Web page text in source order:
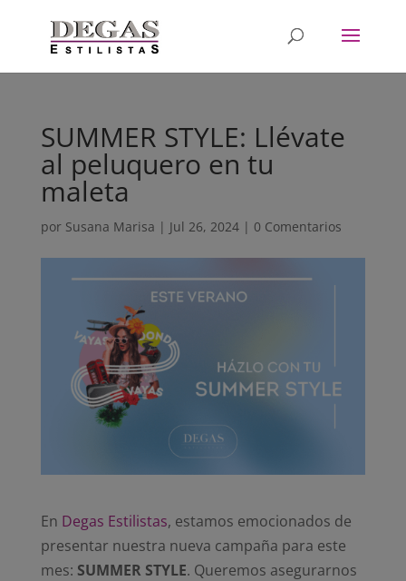
SUMMER STYLE: Llévate
al peluquero en tu
maleta
por Susana Marisa | Jul 26, 2024| 0 Comentarios
En Degas Estilistas, estamos emocionados de
presentar nuestra nueva campaña para este
mes: SUMMER STYLE. Queremos asegurarnos